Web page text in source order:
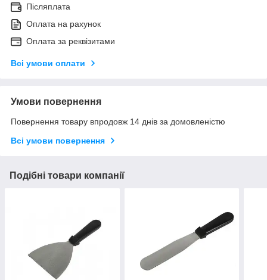
Післяплата
Оплата на рахунок
Оплата за реквізитами
Всі умови оплати
Умови повернення
Повернення товару впродовж 14 днів за домовленістю
Всі умови повернення
Подібні товари компанії